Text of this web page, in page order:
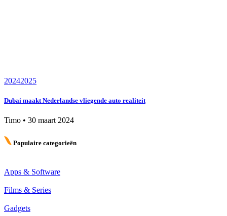
20242025
Dubai maakt Nederlandse vliegende auto realiteit
Timo • 30 maart 2024
Populaire categorieën
Apps & Software
Films & Series
Gadgets